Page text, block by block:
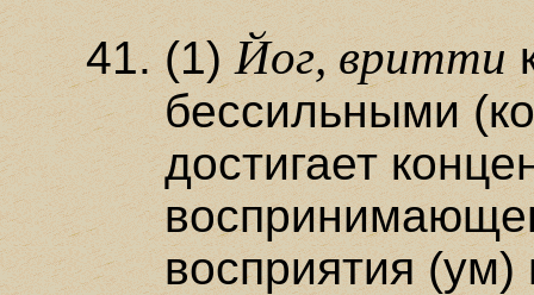
(1)Йог, вритти
бессильными
достигает
восприятия